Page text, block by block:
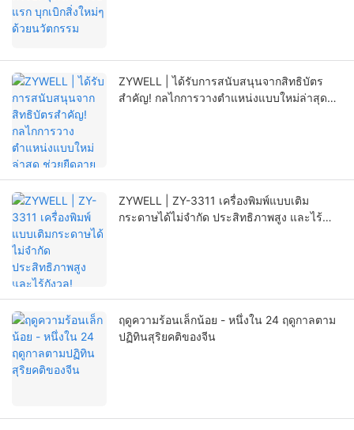
ZYWELL | ได้รับการสนับสนุนจากสิทธิบัตร
สำคัญ! กลไกการวางตำแหน่งแบบใหม่ล่าสุด
ZYWELL | ZY-3311 เครื่องพิมพ์แบบเติม
กระดาษได้ไม่จำกัด ประสิทธิภาพสูง และไร้
ฤดูความร้อนเล็กน้อย - หนึ่งใน 24 ฤดูกาลตาม
ปฏิทินสุริยคติของจีน